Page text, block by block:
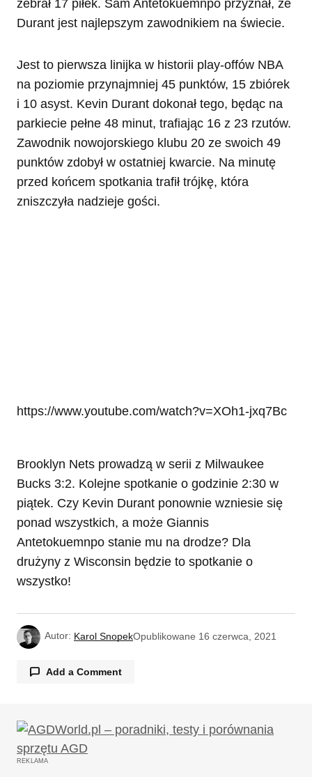
zebrał 17 piłek. Sam Antetokuemnpo przyznał, że
Durant jest najlepszym zawodnikiem na świecie.
Jest to pierwsza linijka w historii play-offów NBA
na poziomie przynajmniej 45 punktów, 15 zbiórek
i 10 asyst. Kevin Durant dokonał tego, będąc na
parkiecie pełne 48 minut, trafiając 16 z 23 rzutów.
Zawodnik nowojorskiego klubu 20 ze swoich 49
punktów zdobył w ostatniej kwarcie. Na minutę
przed końcem spotkania trafił trójkę, która
zniszczyła nadzieje gości.
https://www.youtube.com/watch?v=XOh1-jxq7Bc
Brooklyn Nets prowadzą w serii z Milwaukee
Bucks 3:2. Kolejne spotkanie o godzinie 2:30 w
piątek. Czy Kevin Durant ponownie wzniesie się
ponad wszystkich, a może Giannis
Antetokuemnpo stanie mu na drodze? Dla
drużyny z Wisconsin będzie to spotkanie o
wszystko!
Autor: Karol SnopekOpublikowane 16 czerwca, 2021
Add a Comment
Twój adres email nie zostanie opublikowany.
Wymagane pola są oznaczone
REKLAMA